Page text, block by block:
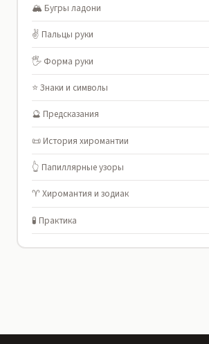
🏔️ Бугры ладони
✌️ Пальцы руки
🖐️ Форма руки
⭐ Знаки и символы
🔮 Предсказания
📜 История хиромантии
👆 Папиллярные узоры
♈ Хиромантия и зодиак
🧪 Практика